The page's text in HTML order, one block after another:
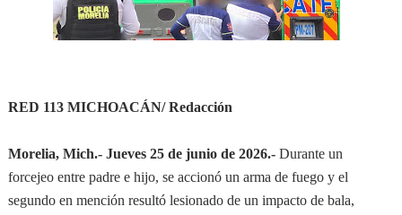
RED 113 MICHOACÁN/ Redacción
Morelia, Mich.- Jueves 25 de junio de 2026.-Durante un
forcejeo entre padre e hijo, se accionó un arma de fuego y el
segundo en mención resultó lesionado de un impacto de bala,